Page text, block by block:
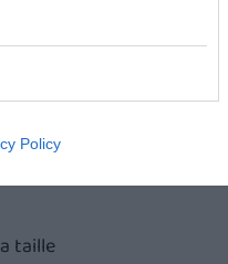
Policy
taille